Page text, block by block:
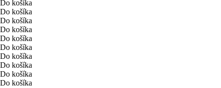
Do košíka
Do košíka
Do košíka
Do košíka
Do košíka
Do košíka
Do košíka
Do košíka
Do košíka
Do košíka